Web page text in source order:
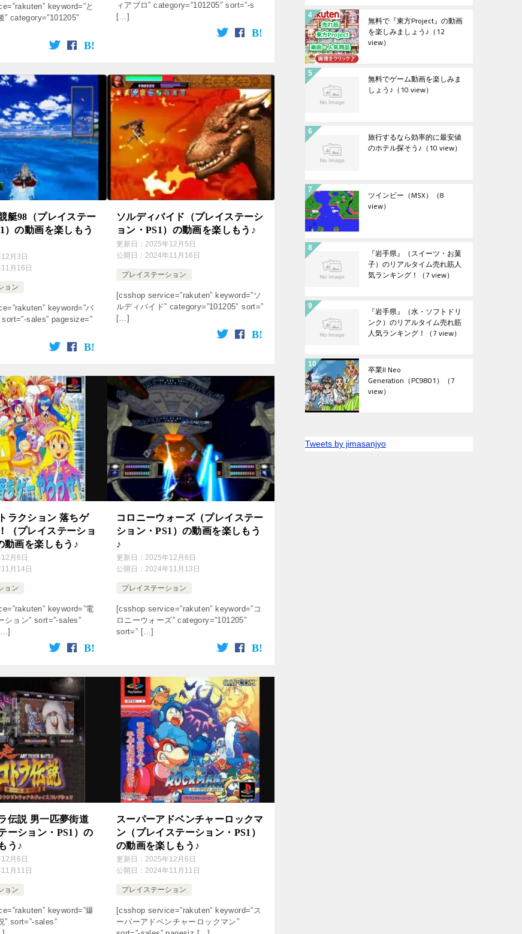
keyword=”と
” category=”101205″
ィアブロ” category=”101205″ sort=”-s
[…]
艇98（プレイステー
）の動画を楽しもう
月3日
月16日
ョン
keyword=”バ
sort=”-sales” pagesize=”
ソルディバイド（プレイステーシ
ョン・PS1）の動画を楽しもう♪
更新日： 2025年12月5日
公開日： 2024年11月16日
プレイステーション
[csshop service=”rakuten” keyword=”ソ
ルディバイド” category=”101205″ sort=”
[…]
ラクション 落ちゲ
（プレイステーショ
動画を楽しもう♪
月6日
月14日
ョン
keyword=”電
ション” sort=”-sales”
コロニーウォーズ（プレイステー
ション・PS1）の動画を楽しもう
♪
更新日： 2025年12月6日
公開日： 2024年11月13日
プレイステーション
[csshop service=”rakuten” keyword=”コ
ロニーウォーズ” category=”101205″
sort=” […]
伝説 男一匹夢街道
ーション・PS1）の
う♪
月6日
月11日
ョン
keyword=”爆
” sort=”-sales”
スーパーアドベンチャーロックマ
ン（プレイステーション・PS1）
の動画を楽しもう♪
更新日： 2025年12月6日
公開日： 2024年11月11日
プレイステーション
[csshop service=”rakuten” keyword=”ス
ーパーアドベンチャーロックマン”
無料で『東方Project』の動画
を楽しみましょう♪ （12
view）
無料でゲーム動画を楽しみま
しょう♪ （10 view）
旅行するなら効率的に最安値
のホテル探そう♪ （10 view）
ツインビー（MSX） （8
view）
『岩手県』（スイーツ・お菓
子）のリアルタイム売れ筋人
気ランキング！ （7 view）
『岩手県』（水・ソフトドリ
ンク）のリアルタイム売れ筋
人気ランキング！ （7 view）
卒業II Neo
Generation（PC9801） （7
view）
Tweets by jimasanjyo